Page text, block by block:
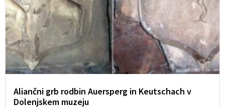
Aliančni grb rodbin Auersperg in Keutschach v
Dolenjskem muzeju